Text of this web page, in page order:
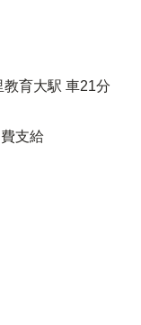
育大駅 車21分
支給